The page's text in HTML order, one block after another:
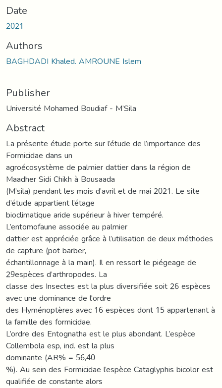
Date
2021
Authors
BAGHDADI Khaled. AMROUNE Islem
Publisher
Université Mohamed Boudiaf - M’Sila
Abstract
La présente étude porte sur l’étude de l’importance des
Formicidae dans un
agroécosystème de palmier dattier dans la région de
Maadher Sidi Chikh à Bousaada
(M’sila) pendant les mois d’avril et de mai 2021. Le site
d’étude appartient l’étage
bioclimatique aride supérieur à hiver tempéré.
L’entomofaune associée au palmier
dattier est appréciée grâce à l’utilisation de deux méthodes
de capture (pot barber,
échantillonnage à la main). Il en ressort le piégeage de
29espèces d’arthropodes. La
classe des Insectes est la plus diversifiée soit 26 espèces
avec une dominance de l'ordre
des Hyménoptères avec 16 espèces dont 15 appartenant à
la famille des formicidae.
L’ordre des Entognatha est le plus abondant. L’espèce
Collembola esp, ind. est la plus
dominante (AR% = 56,40
%). Au sein des Formicidae l’espèce Cataglyphis bicolor est
qualifiée de constante alors